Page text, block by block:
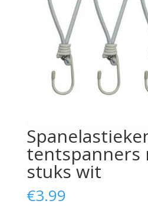
tentspanners
stuks wit
€3.99